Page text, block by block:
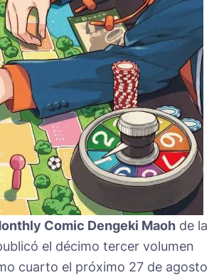
Comic Dengeki Maoh de la
el décimo tercer volumen
cuarto el próximo 27 de agosto